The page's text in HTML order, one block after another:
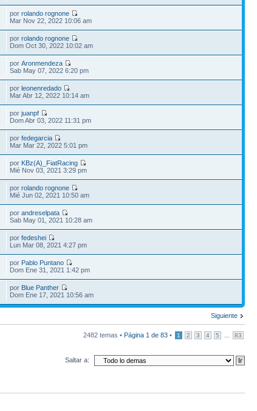
porrolando rognone
Mar Nov 22, 2022 10:06 am
porrolando rognone
Dom Oct 30, 2022 10:02 am
porAronmendeza
Sab May 07, 2022 6:20 pm
porleonenredado
Mar Abr 12, 2022 10:14 am
porjuanpf
Dom Abr 03, 2022 11:31 pm
porfedegarcia
Mar Mar 22, 2022 5:01 pm
por KBz(A)_FiatRacing
Mié Nov 03, 2021 3:29 pm
porrolando rognone
Mié Jun 02, 2021 10:50 am
porandreselpata
Sab May 01, 2021 10:28 am
porfedeshei
Lun Mar 08, 2021 4:27 pm
por Pablo Puntano
Dom Ene 31, 2021 1:42 pm
por Blue Panther
Dom Ene 17, 2021 10:56 am
Siguiente
2482 temas • Página 1 de 83 • 1 2 3 4 5 83
Saltar a: